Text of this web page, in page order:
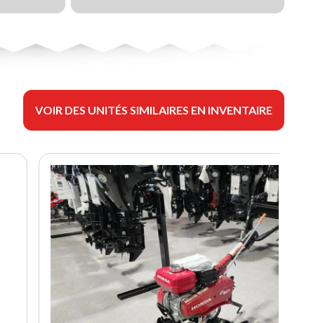
VOIR DES UNITÉS SIMILAIRES EN INVENTAIRE